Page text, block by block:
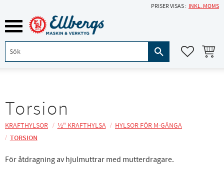
Meny
PRISER VISAS INKL. MOMS
Torsion
KRAFTHYLSOR ½" KRAFTHYLSA
HYLSOR FÖR M-GÄNGA
TORSION
För åtdragning av hjulmuttrar med mutterdragare.